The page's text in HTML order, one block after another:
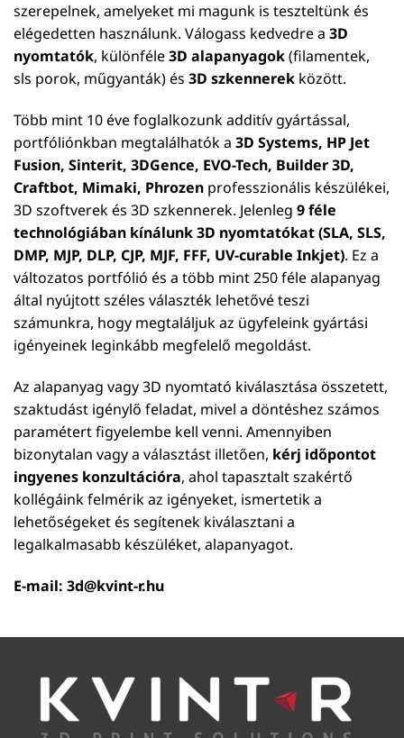
szerepelnek, amelyeket mi magunk is teszteltünk és
elégedetten használunk. Válogass kedvedre a 3D
nyomtatók, különféle3D alapanyagok(filamentek,
sls porok, műgyanták) és 3D szkennerek között.
Több mint 10 éve foglalkozunk additív gyártással,
portfóliónkban megtalálhatók a 3D Systems, HP Jet
Fusion, Sinterit, 3DGence, EVO-Tech, Builder 3D,
Craftbot, Mimaki, Phrozen professzionális készülékei,
3D szoftverek és 3D szkennerek. Jelenleg 9 féle
technológiában kínálunk 3D nyomtatókat (SLA, SLS,
DMP, MJP, DLP, CJP, MJF, FFF, UV-curable Inkjet). Ez a
változatos portfólió és a több mint 250 féle alapanyag
által nyújtott széles választék lehetővé teszi
számunkra, hogy megtaláljuk az ügyfeleink gyártási
igényeinek leginkább megfelelő megoldást.
Az alapanyag vagy 3D nyomtató kiválasztása összetett,
szaktudást igénylő feladat, mivel a döntéshez számos
paramétert figyelembe kell venni. Amennyiben
bizonytalan vagy a választást illetően, kérj időpontot
ingyenes konzultációra, ahol tapasztalt szakértő
kollégáink felmérik az igényeket, ismertetik a
lehetőségeket és segítenek kiválasztani a
legalkalmasabb készüléket, alapanyagot.
E-mail: 3d@kvint-r.hu